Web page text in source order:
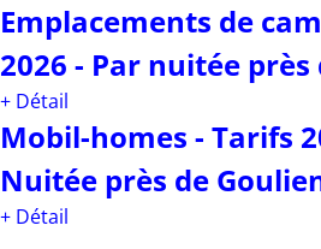
Emplacements de
2026 - Par nuitée près
+ Détail
Mobil-homes - Tarifs
Nuitée près de
+ Détail